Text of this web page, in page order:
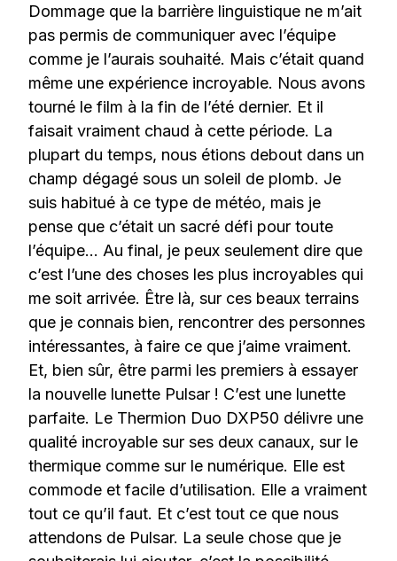
Dommage que la barrière linguistique ne m’ait
pas permis de communiquer avec l’équipe
comme je l’aurais souhaité. Mais c’était quand
même une expérience incroyable. Nous avons
tourné le film à la fin de l’été dernier. Et il
faisait vraiment chaud à cette période. La
plupart du temps, nous étions debout dans un
champ dégagé sous un soleil de plomb. Je
suis habitué à ce type de météo, mais je
pense que c’était un sacré défi pour toute
l’équipe… Au final, je peux seulement dire que
c’est l’une des choses les plus incroyables qui
me soit arrivée. Être là, sur ces beaux terrains
que je connais bien, rencontrer des personnes
intéressantes, à faire ce que j’aime vraiment.
Et, bien sûr, être parmi les premiers à essayer
la nouvelle lunette Pulsar ! C’est une lunette
parfaite. Le Thermion Duo DXP50 délivre une
qualité incroyable sur ses deux canaux, sur le
thermique comme sur le numérique. Elle est
commode et facile d’utilisation. Elle a vraiment
tout ce qu’il faut. Et c’est tout ce que nous
attendons de Pulsar. La seule chose que je